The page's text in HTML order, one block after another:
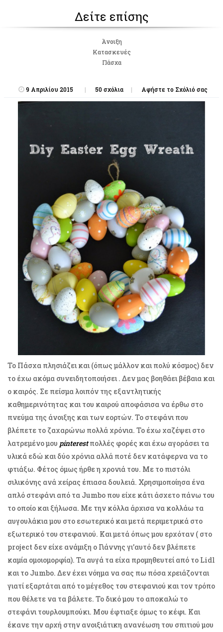
Δείτε επίσης
Άνοιξη
Κατασκευές
Πάσχα
9 Απριλίου 2015 50 σχόλια Αφήστε το Σχόλιό σας
Το Πάσχα πλησιάζει και (όπως μάλλον και πολύ κόσμος) δεν
το έχω ακόμα συνειδητοποιήσει . Δεν μας βοηθάει βέβαια και
ο καιρός. Σε πείσμα λοιπόν της εξαντλητικής
καθημερινότητας και του καιρού αποφάσισα να έρθω στο
πνεύμα της άνοιξης και των εορτών. Το στεφάνι που
βλέπετε το ζαχαρώνω πολλά χρόνια. Το έχω χαζέψει στο
λατρεμένο μου pinterest πολλές φορές και έχω αγοράσει τα
υλικά εδώ και δύο χρόνια αλλά ποτέ δεν κατάφερνα να το
φτιάξω. Φέτος όμως ήρθε η χρονιά του. Με το πιστόλι
σιλικόνης ανά χείρας έπιασα δουλειά. Χρησιμοποίησα ένα
απλό στεφάνι από τα Jumbo που είχε κάτι άσχετο πάνω του
το οποίο και ξήλωσα. Με την κόλλα άρχισα να κολλάω τα
αυγουλάκια μου στο εσωτερικό και μετά περιμετρικά στο
εξωτερικό του στεφανιού. Και μετά όπως μου ερχόταν ( στο
project δεν είχε ανάμιξη ο Γιάννης γι’αυτό δεν βλέπετε
καμία ομοιομορφία). Τα αυγά τα είχα προμηθευτεί από το Lidl
και το Jumbo. Δεν έχει νόημα να σας πω πόσα χρειάζονται
γιατί εξαρτάται από το μέγεθος του στεφανιού και τον τρόπο
που θέλετε να τα βάλετε. Το δικό μου το αποκαλώ το
στεφάνι τουρλουμπούκι. Μου έφτιαξε όμως το κέφι. Και
έκανε την αρχή στην ανοιξιάτικη ανανέωση του σπιτιού μου